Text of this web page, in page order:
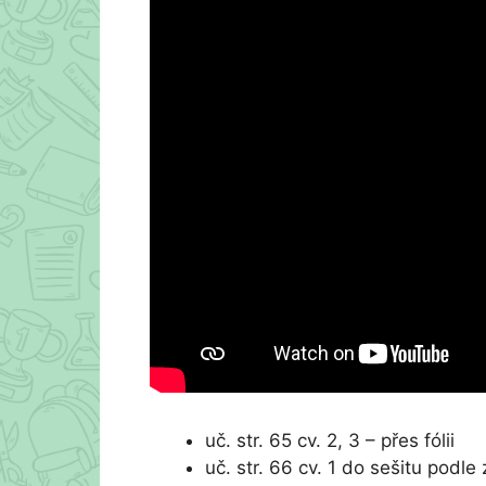
uč. str. 65 cv. 2, 3 – přes fólii
uč. str. 66 cv. 1 do sešitu podle